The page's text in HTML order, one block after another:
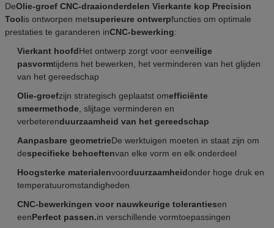
DeOlie-groef CNC-draaionderdelen Vierkante kop Precision
Toolis ontworpen metsuperieure ontwerpfuncties om optimale
prestaties te garanderen inCNC-bewerking:
Vierkant hoofdHet ontwerp zorgt voor eenveilige
pasvormtijdens het bewerken, het verminderen van het glijden
van het gereedschap
Olie-groefzijn strategisch geplaatst omefficiënte
smeermethode , slijtage verminderen en
verbeterenduurzaamheid van het gereedschap
Aanpasbare geometrieDe werktuigen moeten in staat zijn om
despecifieke behoeftenvan elke vorm en elk onderdeel
Hoogsterke materialenvoorduurzaamheidonder hoge druk en
temperatuuromstandigheden
CNC-bewerkingen voor nauwkeurige tolerantiesen
eenPerfect passen.in verschillende vormtoepassingen